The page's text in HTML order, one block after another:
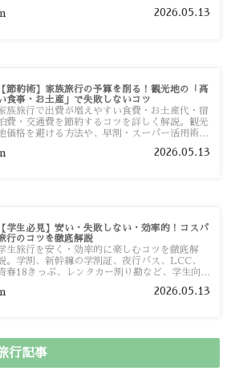
。
2026.05.13
【節約術】家族旅行の予算を削る！観光地の「高
食事・お土産」で失敗しないコツ
族旅行で出費が増えやすい食費・お土産代・宿
費・交通費を節約するコツを詳しく解説。観光
価格を避ける方法や、早割・スーパー活用術、
2026.05.13
【学生必見】安い・失敗しない・効率的！コスパ
行のコツを徹底解説
生旅行を安く・効率的に楽しむコツを徹底解
。学割、新幹線の学割証、夜行バス、LCC、
春18きっぷ、レンタカー割り勘など、学生向け
2026.05.13
行記事